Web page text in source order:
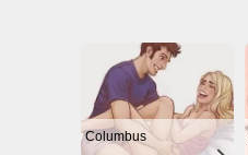
Columbus